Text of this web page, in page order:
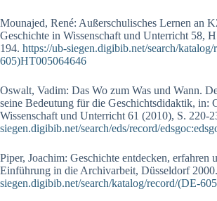
Mounajed, René: Außerschulisches Lernen an
Geschichte in Wissenschaft und Unterricht 58,
194. https://ub-siegen.digibib.net/search/
605)HT005064646
Oswalt, Vadim: Das Wo zum Was und Wann.
seine Bedeutung für die Geschichtsdidaktik, in:
Wissenschaft und Unterricht 61 (2010), S. 220-
siegen.digibib.net/search/eds/record/
Piper, Joachim: Geschichte entdecken, erfahren
Einführung in die Archivarbeit, Düsseldorf 2000.
siegen.digibib.net/search/katalog/record/(DE-